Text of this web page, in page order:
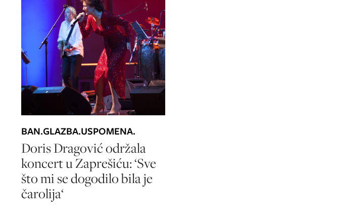
BAN.GLAZBA.USPOMENA.
Doris Dragović održala
koncert u Zaprešiću: ‘Sve
što mi se dogodilo bila je
čarolija‘